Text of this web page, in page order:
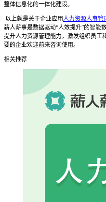
整体信息化的一体化建设。
以上就是关于企业应用 人力资源人事管
薪人薪事是数据驱动“人效提升”的智能
提升人力资源管理能力，激发组织员工
要的企业欢迎前来咨询使用。
相关推荐